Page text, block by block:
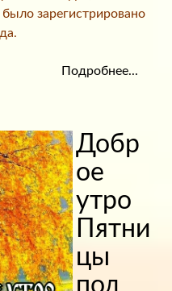
зарегистрировано
Подробнее...
Добр
ое
утро
Пятни
цы
под